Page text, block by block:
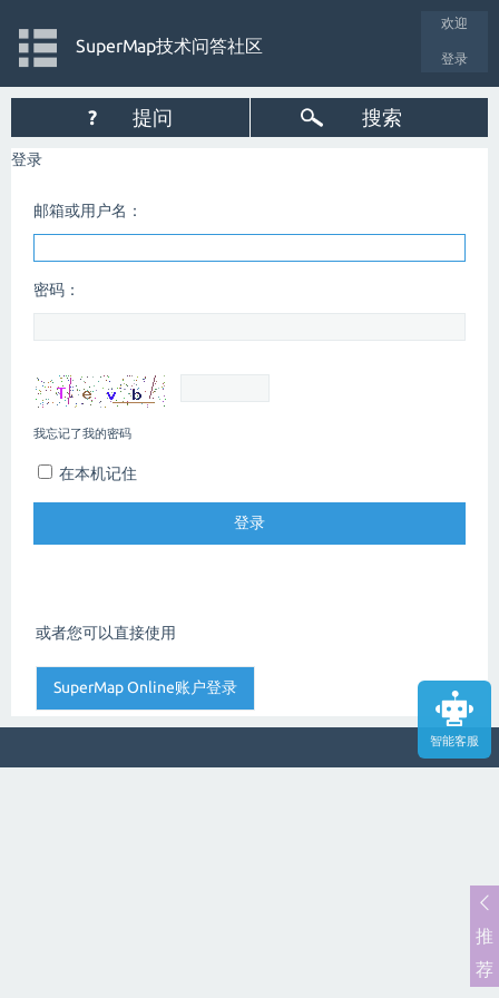
智能客服
欢迎
登录
SuperMap技术问答社区
? 提问 搜索
登录
邮箱或用户名：
密码：
我忘记了我的密码
在本机记住
或者您可以直接使用